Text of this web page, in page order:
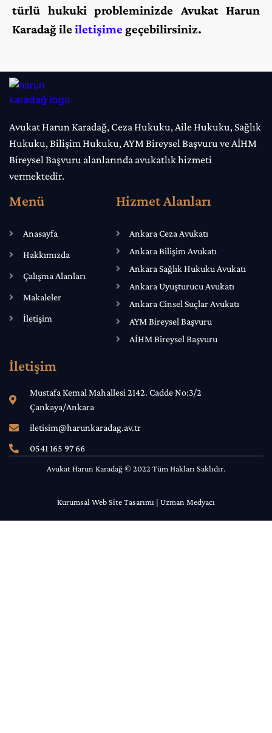
türlü hukuki probleminizde Avukat Harun
Karadağ ile iletişime geçebilirsiniz.
Avukat Harun Karadağ, Ceza Hukuku, Aile Hukuku, Sağlık
Hukuku, Bilişim Hukuku, AYM Bireysel Başvuru ve AİHM
Bireysel Başvuru alanlarında avukatlık hizmeti
vermektedir.
Menü
Anasayfa
Hakkımızda
Çalışma Alanları
Makaleler
İletişim
Hizmet Alanları
Ankara Ceza Avukatı
Ankara Bilişim Avukatı
Ankara Sağlık Hukuku Avukatı
Ankara Uyuşturucu Avukatı
Ankara Cinsel Suçlar Avukatı
AYM Bireysel Başvuru
AİHM Bireysel Başvuru
İletişim
Mustafa Kemal Mahallesi 2142. Cadde No:3/2
Çankaya/Ankara
iletisim@harunkaradag.av.tr
0541 165 97 66
Kurumsal Web Site Tasarımı | Uzman Medyacı
Avukat Harun Karadağ © 2022 Tüm Hakları Saklıdır.